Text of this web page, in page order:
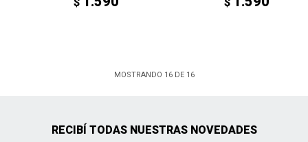
MOSTRANDO 16DE 16
RECIBÍ TODAS NUESTRAS NOVEDADES